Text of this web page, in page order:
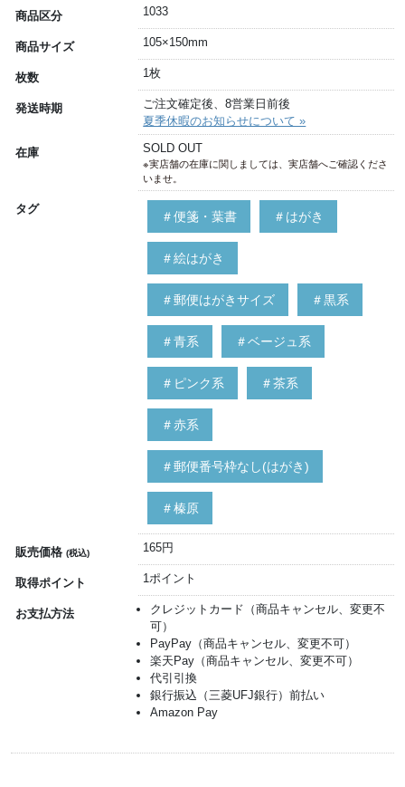
商品区分 1033
商品サイズ 105×150mm
枚数 1枚
発送時期
ご注文確定後、8営業日前後
夏季休暇のお知らせについて »
在庫 SOLD OUT
※実店舗の在庫に関しましては、実店舗へご確認くださ
いませ。
タグ
＃便箋・葉書 ＃はがき
＃絵はがき
＃郵便はがきサイズ ＃黒系
＃青系 ＃ベージュ系
＃ピンク系 ＃茶系
＃赤系
＃郵便番号枠なし(はがき)
＃榛原
販売価格 (税込) 165円
取得ポイント 1ポイント
お支払方法
クレジットカード（商品キャンセル、変更不
可）
PayPay（商品キャンセル、変更不可）
楽天Pay（商品キャンセル、変更不可）
代引引換
銀行振込（三菱UFJ銀行）前払い
Amazon Pay